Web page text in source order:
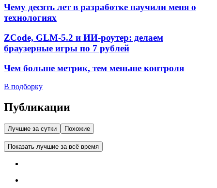
Чему десять лет в разработке научили меня о
технологиях
ZCode, GLM-5.2 и ИИ-роутер: делаем
браузерные игры по 7 рублей
Чем больше метрик, тем меньше контроля
В подборку
Публикации
Лучшие за сутки Похожие
Показать лучшие за всё время